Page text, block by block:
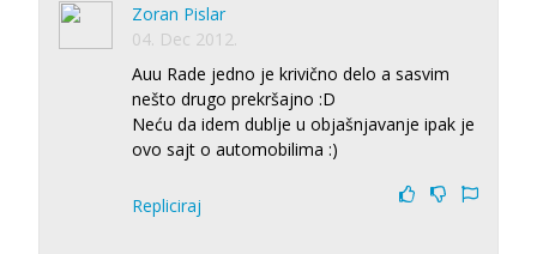
Zoran Pislar
04. Dec 2012.
Auu Rade jedno je krivično delo a sasvim
nešto drugo prekršajno :D
Neću da idem dublje u objašnjavanje ipak je
ovo sajt o automobilima :)
Repliciraj